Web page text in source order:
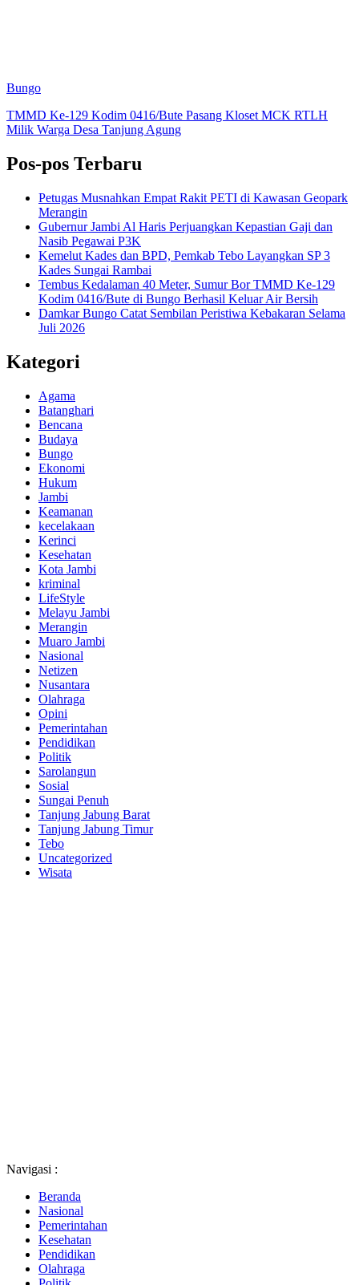
Bungo
TMMD Ke-129 Kodim 0416/Bute Pasang Kloset MCK RTLH
Milik Warga Desa Tanjung Agung
Pos-pos Terbaru
Petugas Musnahkan Empat Rakit PETI di Kawasan Geopark
Merangin
Gubernur Jambi Al Haris Perjuangkan Kepastian Gaji dan
Nasib Pegawai P3K
Kemelut Kades dan BPD, Pemkab Tebo Layangkan SP 3
Kades Sungai Rambai
Tembus Kedalaman 40 Meter, Sumur Bor TMMD Ke-129
Kodim 0416/Bute di Bungo Berhasil Keluar Air Bersih
Damkar Bungo Catat Sembilan Peristiwa Kebakaran Selama
Juli 2026
Kategori
Agama
Batanghari
Bencana
Budaya
Bungo
Ekonomi
Hukum
Jambi
Keamanan
kecelakaan
Kerinci
Kesehatan
Kota Jambi
kriminal
LifeStyle
Melayu Jambi
Merangin
Muaro Jambi
Nasional
Netizen
Nusantara
Olahraga
Opini
Pemerintahan
Pendidikan
Politik
Sarolangun
Sosial
Sungai Penuh
Tanjung Jabung Barat
Tanjung Jabung Timur
Tebo
Uncategorized
Wisata
Navigasi :
Beranda
Nasional
Pemerintahan
Kesehatan
Pendidikan
Olahraga